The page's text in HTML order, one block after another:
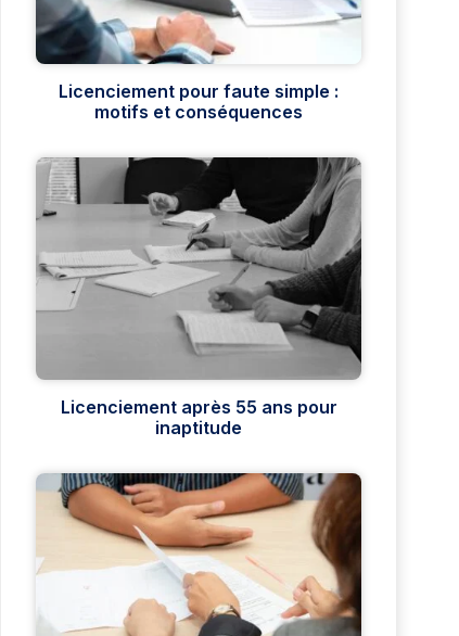
Licenciement pour faute simple :
motifs et conséquences
Licenciement après 55 ans pour
inaptitude